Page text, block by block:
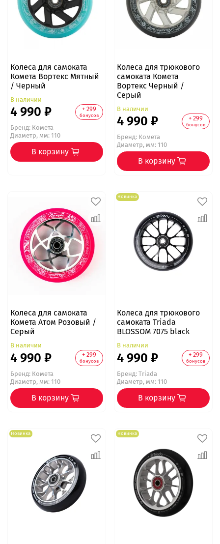
Колеса для самоката
Комета Вортекс Мятный
/ Черный
В наличии
4 990 ₽ + 299
бонусов
Бренд:Комета
Диаметр, мм: 110
В корзину
Колеса для трюкового
самоката Комета
Вортекс Черный /
Серый
В наличии
4 990 ₽ + 299
бонусов
Бренд:Комета
Диаметр, мм: 110
В корзину
Колеса для самоката
Комета Атом Розовый /
Серый
В наличии
4 990 ₽ + 299
бонусов
Бренд:Комета
Диаметр, мм: 110
В корзину
Новинка
Колеса для трюкового
самоката Triada
BLOSSOM 7075 black
В наличии
4 990 ₽ + 299
бонусов
Бренд:Triada
Диаметр, мм: 110
В корзину
Новинка Новинка